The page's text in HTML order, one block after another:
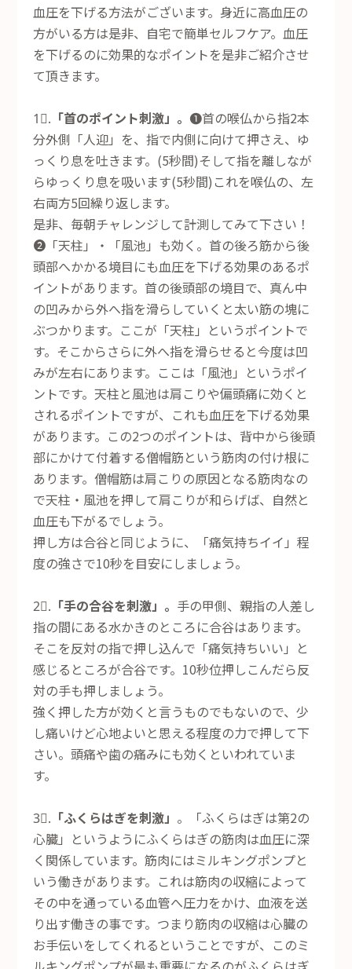
血圧を下げる方法がございます。身近に高血圧の
方がいる方は是非、自宅で簡単セルフケア。血圧
を下げるのに効果的なポイントを是非ご紹介させ
て頂きます。
1⃣. 「首のポイント刺激」。 ❶首の喉仏から指2本
分外側「人迎」を、指で内側に向けて押さえ、ゆ
っくり息を吐きます。(5秒間)そして指を離しなが
らゆっくり息を吸います(5秒間)これを喉仏の、左
右両方5回繰り返します。
是非、毎朝チャレンジして計測してみて下さい！
❷「天柱」・「風池」も効く。首の後ろ筋から後
頭部へかかる境目にも血圧を下げる効果のあるポ
イントがあります。首の後頭部の境目で、真ん中
の凹みから外へ指を滑らしていくと太い筋の塊に
ぶつかります。ここが「天柱」というポイントで
す。そこからさらに外へ指を滑らせると今度は凹
みが左右にあります。ここは「風池」というポイ
ントです。天柱と風池は肩こりや偏頭痛に効くと
されるポイントですが、これも血圧を下げる効果
があります。この2つのポイントは、背中から後頭
部にかけて付着する僧帽筋という筋肉の付け根に
あります。僧帽筋は肩こりの原因となる筋肉なの
で天柱・風池を押して肩こりが和らげば、自然と
血圧も下がるでしょう。
押し方は合谷と同じように、「痛気持ちイイ」程
度の強さで10秒を目安にしましょう。
2⃣. 「手の合谷を刺激」。 手の甲側、親指の人差し
指の間にある水かきのところに合谷はあります。
そこを反対の指で押し込んで「痛気持ちいい」と
感じるところが合谷です。10秒位押しこんだら反
対の手も押しましょう。
強く押した方が効くと言うものでもないので、少
し痛いけど心地よいと思える程度の力で押して下
さい。頭痛や歯の痛みにも効くといわれていま
す。
3⃣. 「ふくらはぎを刺激」 。「ふくらはぎは第2の
心臓」というようにふくらはぎの筋肉は血圧に深
く関係しています。筋肉にはミルキングポンプと
いう働きがあります。これは筋肉の収縮によって
その中を通っている血管へ圧力をかけ、血液を送
り出す働きの事です。つまり筋肉の収縮は心臓の
お手伝いをしてくれるということですが、このミ